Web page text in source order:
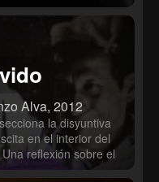
Alva, 2012
la disyuntiva
en el interior del
reflexión sobre el